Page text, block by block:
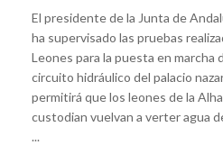
El presidente de la Junta de
ha supervisado las pruebas
Leones para la puesta en marcha
circuito hidráulico del palacio
permitirá que los leones de la
custodian vuelvan a verter agua
...